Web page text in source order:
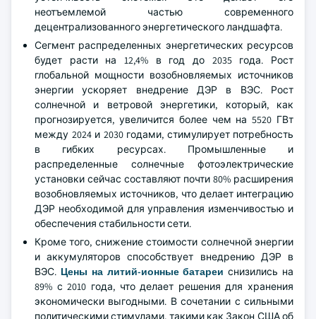
неотъемлемой частью современного
децентрализованного энергетического ландшафта.
Сегмент распределенных энергетических ресурсов
будет расти на 12,4% в год до 2035 года. Рост
глобальной мощности возобновляемых источников
энергии ускоряет внедрение ДЭР в ВЭС. Рост
солнечной и ветровой энергетики, который, как
прогнозируется, увеличится более чем на 5520 ГВт
между 2024 и 2030 годами, стимулирует потребность
в гибких ресурсах. Промышленные и
распределенные солнечные фотоэлектрические
установки сейчас составляют почти 80% расширения
возобновляемых источников, что делает интеграцию
ДЭР необходимой для управления изменчивостью и
обеспечения стабильности сети.
Кроме того, снижение стоимости солнечной энергии
и аккумуляторов способствует внедрению ДЭР в
ВЭС. Цены на литий-ионные батареи снизились на
89% с 2010 года, что делает решения для хранения
экономически выгодными. В сочетании с сильными
политическими стимулами, такими как Закон США об